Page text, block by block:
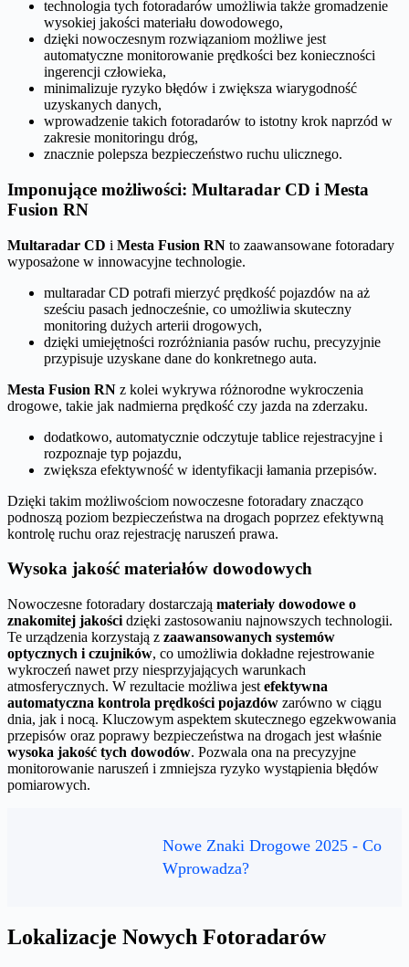
technologia tych fotoradarów umożliwia także gromadzenie
wysokiej jakości materiału dowodowego,
dzięki nowoczesnym rozwiązaniom możliwe jest
automatyczne monitorowanie prędkości bez konieczności
ingerencji człowieka,
minimalizuje ryzyko błędów i zwiększa wiarygodność
uzyskanych danych,
wprowadzenie takich fotoradarów to istotny krok naprzód w
zakresie monitoringu dróg,
znacznie polepsza bezpieczeństwo ruchu ulicznego.
Imponujące możliwości: Multaradar CD i Mesta
Fusion RN
Multaradar CD i Mesta Fusion RN to zaawansowane fotoradary
wyposażone w innowacyjne technologie.
multaradar CD potrafi mierzyć prędkość pojazdów na aż
sześciu pasach jednocześnie, co umożliwia skuteczny
monitoring dużych arterii drogowych,
dzięki umiejętności rozróżniania pasów ruchu, precyzyjnie
przypisuje uzyskane dane do konkretnego auta.
Mesta Fusion RN z kolei wykrywa różnorodne wykroczenia
drogowe, takie jak nadmierna prędkość czy jazda na zderzaku.
dodatkowo, automatycznie odczytuje tablice rejestracyjne i
rozpoznaje typ pojazdu,
zwiększa efektywność w identyfikacji łamania przepisów.
Dzięki takim możliwościom nowoczesne fotoradary znacząco
podnoszą poziom bezpieczeństwa na drogach poprzez efektywną
kontrolę ruchu oraz rejestrację naruszeń prawa.
Wysoka jakość materiałów dowodowych
Nowoczesne fotoradary dostarczają materiały dowodowe o
znakomitej jakości dzięki zastosowaniu najnowszych technologii.
Te urządzenia korzystają z zaawansowanych systemów
optycznych i czujników, co umożliwia dokładne rejestrowanie
wykroczeń nawet przy niesprzyjających warunkach
atmosferycznych. W rezultacie możliwa jest efektywna
automatyczna kontrola prędkości pojazdów zarówno w ciągu
dnia, jak i nocą. Kluczowym aspektem skutecznego egzekwowania
przepisów oraz poprawy bezpieczeństwa na drogach jest właśnie
wysoka jakość tych dowodów. Pozwala ona na precyzyjne
monitorowanie naruszeń i zmniejsza ryzyko wystąpienia błędów
pomiarowych.
Nowe Znaki Drogowe 2025 - Co
Wprowadza?
Lokalizacje Nowych Fotoradarów